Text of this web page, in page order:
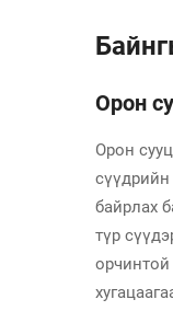
Орон
Орон
сүүдрийн
байрлах
түр
орчинтой